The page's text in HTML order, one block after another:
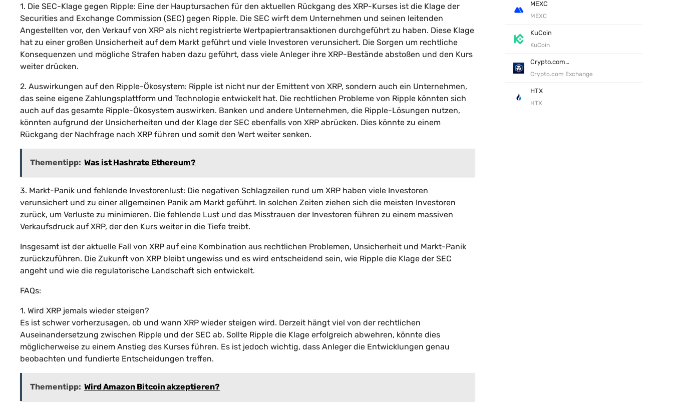
1. Die SEC-Klage gegen Ripple: Eine der Hauptursachen für den aktuellen Rückgang des XRP-Kurses ist die Klage der
Securities and Exchange Commission (SEC) gegen Ripple. Die SEC wirft dem Unternehmen und seinen leitenden
Angestellten vor, den Verkauf von XRP als nicht registrierte Wertpapiertransaktionen durchgeführt zu haben. Diese Klage
hat zu einer großen Unsicherheit auf dem Markt geführt und viele Investoren verunsichert. Die Sorgen um rechtliche
Konsequenzen und mögliche Strafen haben dazu geführt, dass viele Anleger ihre XRP-Bestände abstoßen und den Kurs
weiter drücken.
2. Auswirkungen auf den Ripple-Ökosystem: Ripple ist nicht nur der Emittent von XRP, sondern auch ein Unternehmen,
das seine eigene Zahlungsplattform und Technologie entwickelt hat. Die rechtlichen Probleme von Ripple könnten sich
auch auf das gesamte Ripple-Ökosystem auswirken. Banken und andere Unternehmen, die Ripple-Lösungen nutzen,
könnten aufgrund der Unsicherheiten und der Klage der SEC ebenfalls von XRP abrücken. Dies könnte zu einem
Rückgang der Nachfrage nach XRP führen und somit den Wert weiter senken.
Thementipp: Was ist Hashrate Ethereum?
3. Markt-Panik und fehlende Investorenlust: Die negativen Schlagzeilen rund um XRP haben viele Investoren
verunsichert und zu einer allgemeinen Panik am Markt geführt. In solchen Zeiten ziehen sich die meisten Investoren
zurück, um Verluste zu minimieren. Die fehlende Lust und das Misstrauen der Investoren führen zu einem massiven
Verkaufsdruck auf XRP, der den Kurs weiter in die Tiefe treibt.
Insgesamt ist der aktuelle Fall von XRP auf eine Kombination aus rechtlichen Problemen, Unsicherheit und Markt-Panik
zurückzuführen. Die Zukunft von XRP bleibt ungewiss und es wird entscheidend sein, wie Ripple die Klage der SEC
angeht und wie die regulatorische Landschaft sich entwickelt.
FAQs:
1. Wird XRP jemals wieder steigen?
Es ist schwer vorherzusagen, ob und wann XRP wieder steigen wird. Derzeit hängt viel von der rechtlichen
Auseinandersetzung zwischen Ripple und der SEC ab. Sollte Ripple die Klage erfolgreich abwehren, könnte dies
möglicherweise zu einem Anstieg des Kurses führen. Es ist jedoch wichtig, dass Anleger die Entwicklungen genau
beobachten und fundierte Entscheidungen treffen.
Thementipp: Wird Amazon Bitcoin akzeptieren?
MEXC
MEXC
KuCoin
KuCoin
Crypto.com Exchange
Crypto.com Exchange
HTX
HTX